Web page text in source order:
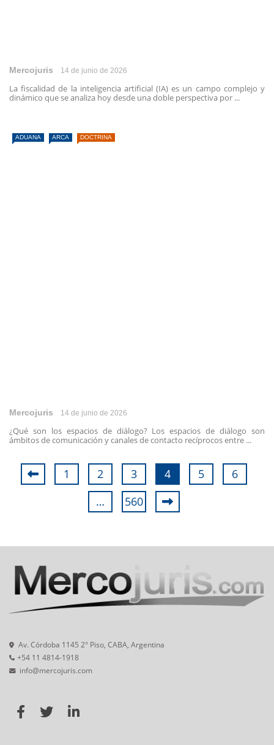
Mercojuris 14 de junio de 2026
La fiscalidad de la inteligencia artificial (IA) es un campo complejo y
dinámico que se analiza hoy desde una doble perspectiva por ...
ADUANA ARCA DOCTRINA
Mercojuris 14 de junio de 2026
¿Qué son los espacios de diálogo? Los espacios de diálogo son
ámbitos de comunicación y canales de contacto recíprocos entre ...
1 2 3 4 5
6
…
560
Av. Córdoba 1145 2° Piso, CABA, Argentina
+54 11 4814-1918
info@mercojuris.com